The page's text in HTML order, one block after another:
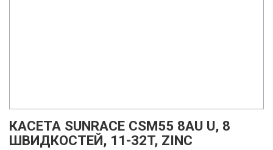
КАСЕТА SUNRACE CSM55 8AU U, 8
ШВИДКОСТЕЙ, 11-32T, ZINC